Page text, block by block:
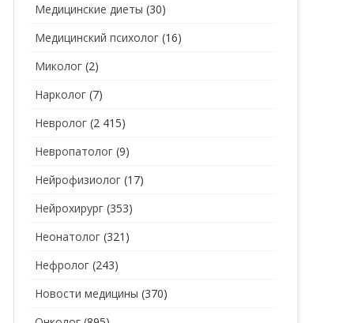
Медицинские диеты (30)
Медицинский психолог (16)
Миколог (2)
Нарколог (7)
Невролог (2 415)
Невропатолог (9)
Нейрофизиолог (17)
Нейрохирург (353)
Неонатолог (321)
Нефролог (243)
Новости медицины (370)